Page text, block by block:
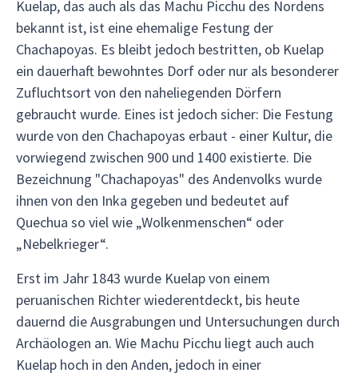
Kuelap, das auch als das Machu Picchu des Nordens
bekannt ist, ist eine ehemalige Festung der
Chachapoyas. Es bleibt jedoch bestritten, ob Kuelap
ein dauerhaft bewohntes Dorf oder nur als besonderer
Zufluchtsort von den naheliegenden Dörfern
gebraucht wurde. Eines ist jedoch sicher: Die Festung
wurde von den Chachapoyas erbaut - einer Kultur, die
vorwiegend zwischen 900 und 1400 existierte. Die
Bezeichnung "Chachapoyas" des Andenvolks wurde
ihnen von den Inka gegeben und bedeutet auf
Quechua so viel wie „Wolkenmenschen“ oder
„Nebelkrieger“.
Erst im Jahr 1843 wurde Kuelap von einem
peruanischen Richter wiederentdeckt, bis heute
dauernd die Ausgrabungen und Untersuchungen durch
Archäologen an. Wie Machu Picchu liegt auch auch
Kuelap hoch in den Anden, jedoch in einer